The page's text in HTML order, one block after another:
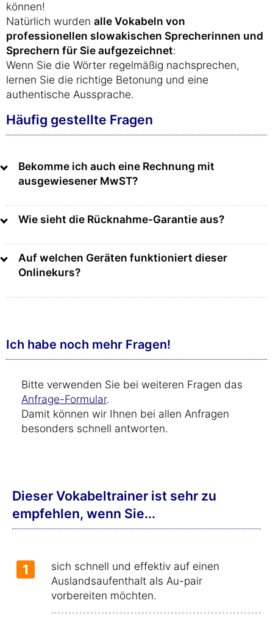
können!
Natürlich wurden alle Vokabeln von
professionellen slowakischen Sprecherinnen und
Sprechern für Sie aufgezeichnet:
Wenn Sie die Wörter regelmäßig nachsprechen,
lernen Sie die richtige Betonung und eine
authentische Aussprache.
Häufig gestellte Fragen
Bekomme ich auch eine Rechnung mit
ausgewiesener MwST?
Wie sieht die Rücknahme-Garantie aus?
Auf welchen Geräten funktioniert dieser
Onlinekurs?
Ich habe noch mehr Fragen!
Bitte verwenden Sie bei weiteren Fragen das
Anfrage-Formular.
Damit können wir Ihnen bei allen Anfragen
besonders schnell antworten.
Dieser Vokabeltrainer ist sehr zu
empfehlen, wenn Sie...
1
sich schnell und effektiv auf einen
Auslandsaufenthalt als Au-pair
vorbereiten möchten.